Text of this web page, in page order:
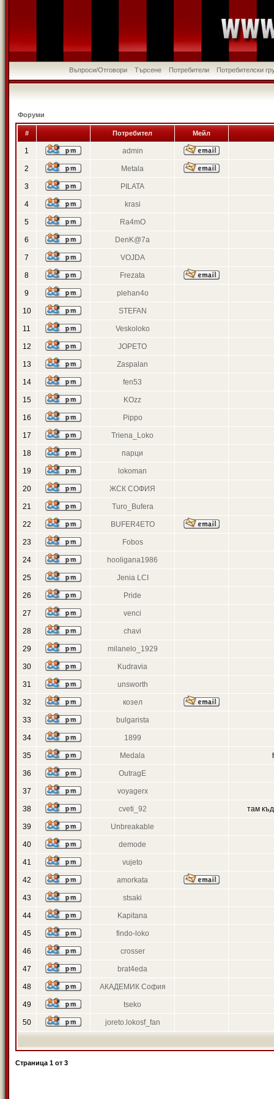
Въпроси/Отговори Търсене Потребители Потребителски
Форуми
# Потребител Мейл
1 admin
2 Metala
3 PILATA
4 krasi
5 Ra4mO
6 DenK@7a
7 VOJDA
8 Frezata
9 plehan4o
10 STEFAN
11 Veskoloko
12 JOPETO
13 Zaspalan
14 fen53
15 KOzz
16 Pippo
17 Triena_Loko
18 парци
19 lokoman
20 ЖСК СОФИЯ
21 Turo_Bufera
22 BUFER4ETO
23 Fobos
24 hooligana1986
25 Jenia LCI
26 Pride
27 venci
28 chavi
29 milanelo_1929
30 Kudravia
31 unsworth
32 козел
33 bulgarista
34 1899
35 Medala
36 OutragE
37 voyagerx
38 cveti_92 там
39 Unbreakable
40 demode
41 vujeto
42 amorkata
43 stsaki
44 Kapitana
45 findo-loko
46 crosser
47 brat4eda
48 АКАДЕМИК София
49 tseko
50 joreto.lokosf_fan
Страница 1 от 3